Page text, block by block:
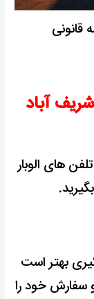
قانونی
آباد
های الوبار
بهتر است
سفارش خود را